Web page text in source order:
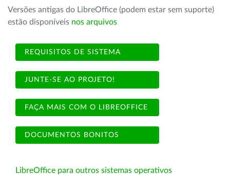
Versões antigas do LibreOffice (podem estar sem suporte)
estão disponíveis nos arquivos
REQUISITOS DE SISTEMA
JUNTE-SE AO PROJETO!
FAÇA MAIS COM O LIBREOFFICE
DOCUMENTOS BONITOS
LibreOffice para outros sistemas operativos